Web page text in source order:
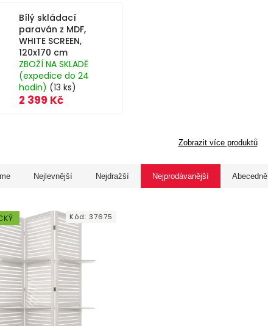
Bílý skládací
paraván z MDF,
WHITE SCREEN,
120x170 cm
ZBOŽÍ NA SKLADĚ
(expedice do 24
hodin) (13 ks)
2 399 Kč
Zobrazit více produktů
Nejlevnější Nejdražší Nejprodávanější Abecedně
Kód:37675